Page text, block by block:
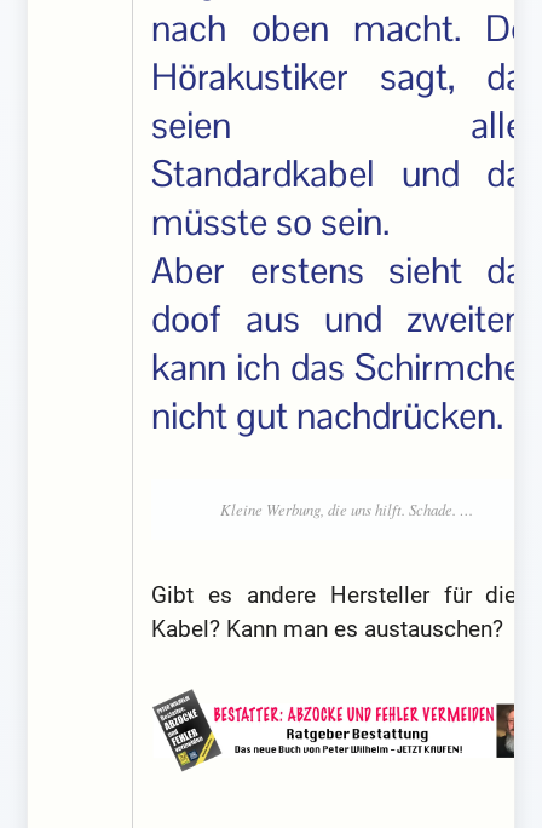
nach oben macht. Der
Hörakustiker sagt, das
seien alles
Standardkabel und das
müsste so sein.
Aber erstens sieht das
doof aus und zweitens
kann ich das Schirmchen
nicht gut nachdrücken.
Gibt es andere Hersteller für diese
Kabel? Kann man es austauschen?